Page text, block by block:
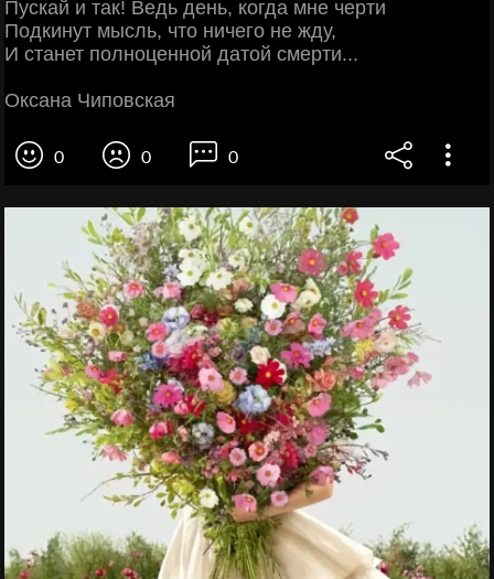
Пускай и так! Ведь день, когда мне черти
Подкинут мысль, что ничего не жду,
И станет полноценной датой смерти...
Оксана Чиповская
0 0 0